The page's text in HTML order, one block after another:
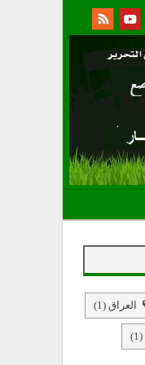
العراق (1)
(1)